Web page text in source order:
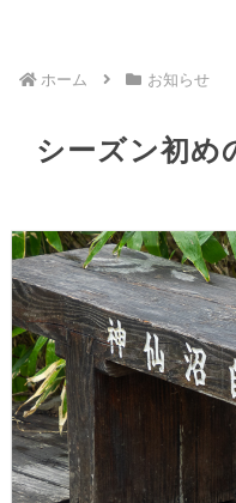
ホーム お知らせ
シーズン初め